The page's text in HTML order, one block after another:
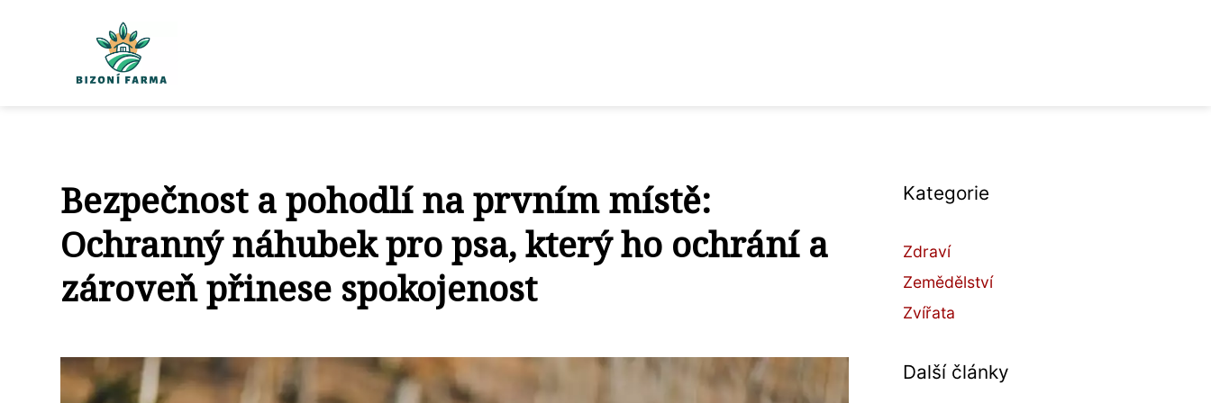
Bezpečnost a pohodlí na prvním místě:
Ochranný náhubek pro psa, který ho ochrání a
zároveň přinese spokojenost
Kategorie
Zdraví
Zemědělství
Zvířata
Další články